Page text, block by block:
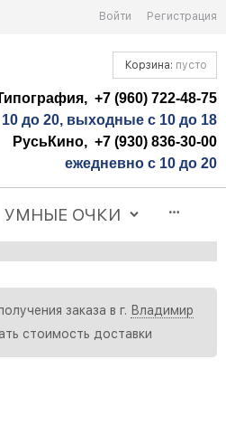
Войти Регистрация
Корзина: пусто
+7 (960) 722-48-75
до 20, выходные с 10 до 18
РусьКино, +7 (930) 836-30-00
ежедневно с 10 до 20
УМНЫЕ ОЧКИ
заказа в г. Владимир
стоимость доставки